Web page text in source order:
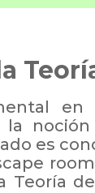
la
es
Teoría